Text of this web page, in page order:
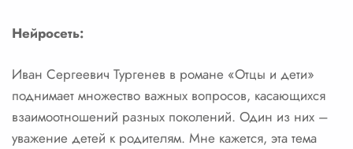
Нейросеть:
Иван Сергеевич Тургенев в романе «Отцы и дети»
поднимает множество важных вопросов, касающихся
взаимоотношений разных поколений. Один из них –
уважение детей к родителям. Мне кажется, эта тема